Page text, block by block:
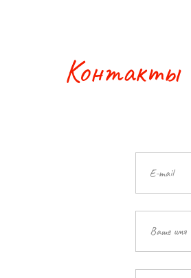
Контакты